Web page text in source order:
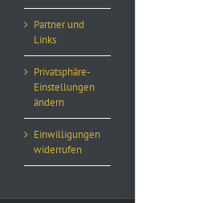
Partner und
Links
Privatsphäre-
Einstellungen
ändern
Einwilligungen
widerrufen